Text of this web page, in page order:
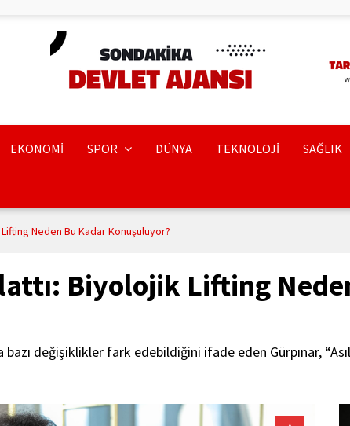
EKONOMİ SPOR DÜNYA TEKNOLOJİ SAĞLIK
Neden Bu Kadar Konuşuluyor?
Biyolojik Lifting
değişiklikler fark edebildiğini ifade eden Gürpınar,